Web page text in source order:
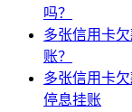
吗？
多张信用卡
账？
多张信用卡
停息挂账